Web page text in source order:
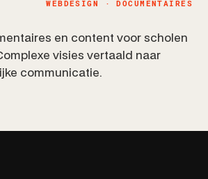
WEBDESIGN · DOCUMENTAIRES
en content voor scholen
visies vertaald naar
communicatie.